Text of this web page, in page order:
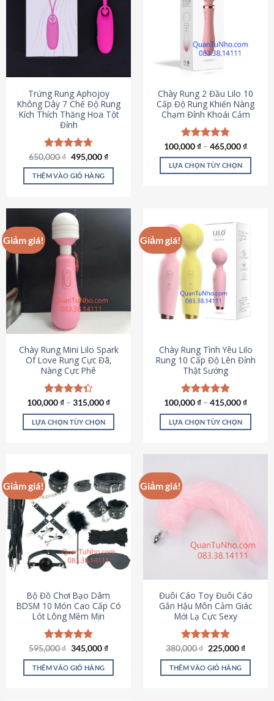
Trứng Rung Aphojoy
Không Dây 7 Chế Độ Rung
Kích Thích Thăng Hoa Tột
Đỉnh
Được xếp
hạng4.72
5 sao
650,000₫ Giá
là:
650,000 ₫.
495,000₫Giá
tại
495,000 ₫.
THÊM VÀO GIỎ HÀNG
Chày Rung 2 Đầu Lilo 10
Cấp Độ Rung Khiến Nàng
Chạm Đỉnh Khoái Cảm
Được xếp
hạng4.80
5 sao
100,000₫ – 465,000₫
LỰA CHỌN TÙY CHỌN
nhiều
biến
thể.
Các
chọn
thể
chọn
trên
trang
sản
phẩm
Giảm giá!
Chày Rung Mini Lilo Spark
Of Love Rung Cực Đã,
Nàng Cực Phê
Được xếp
hạng4.33
5 sao
100,000₫ – 315,000₫
LỰA CHỌN TÙY CHỌN
có
nhiều
biến
thể.
Các
tùy
chọn
có
chọn
trên
trang
sản
phẩm
Giảm giá!
Chày Rung Tình Yêu Lilo
Rung 10 Cấp Độ Lên Đỉnh
Thật Sướng
Được xếp
hạng4.94
5 sao
100,000₫ – 415,000₫
LỰA CHỌN TÙY CHỌN
biến
thể.
chọn
chọn
trên
trang
sản
phẩm
Giảm giá!
Bộ Đồ Chơi Bạo Dâm
BDSM 10 Món Cao Cấp Có
Lót Lông Mềm Mịn
Được xếp
hạng4.88
5 sao
595,000₫ Giá
là:
595,000 ₫.
345,000₫Giá
tại
THÊM VÀO GIỎ HÀNG
Giảm giá!
Đuôi Cáo Toy Đuôi Cáo
Gắn Hậu Môn Cảm Giác
Mới Lạ Cực Sexy
Được xếp
hạng4.88
5 sao
380,000₫ Giá
là:
380,000 ₫.
225,000₫Giá
tại
THÊM VÀO GIỎ HÀNG